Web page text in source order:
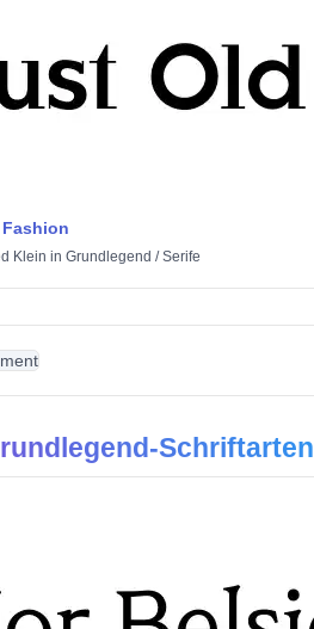
Klein in Grundlegend /Serife
Schriftarten